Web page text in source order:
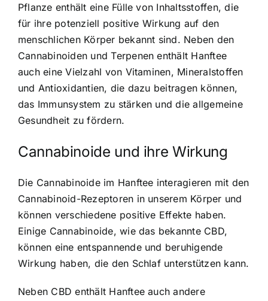
Pflanze enthält eine Fülle von Inhaltsstoffen, die
für ihre potenziell positive Wirkung auf den
menschlichen Körper bekannt sind. Neben den
Cannabinoiden und Terpenen enthält Hanftee
auch eine Vielzahl von Vitaminen, Mineralstoffen
und Antioxidantien, die dazu beitragen können,
das Immunsystem zu stärken und die allgemeine
Gesundheit zu fördern.
Cannabinoide und ihre Wirkung
Die Cannabinoide im Hanftee interagieren mit den
Cannabinoid-Rezeptoren in unserem Körper und
können verschiedene positive Effekte haben.
Einige Cannabinoide, wie das bekannte CBD,
können eine entspannende und beruhigende
Wirkung haben, die den Schlaf unterstützen kann.
Neben CBD enthält Hanftee auch andere